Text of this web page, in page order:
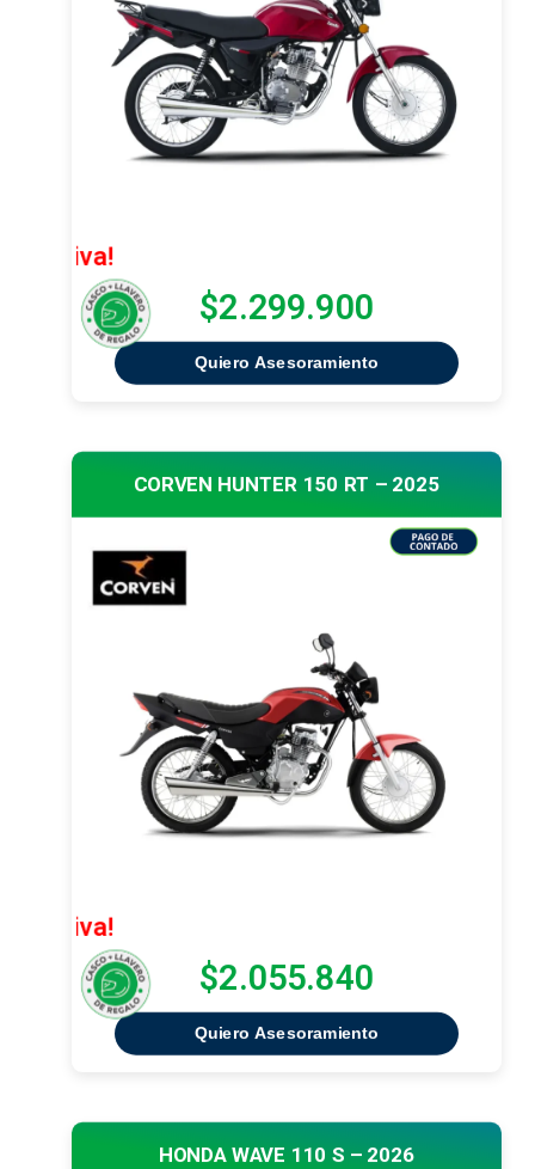
$2.299.900
Quiero Asesoramiento
CORVEN HUNTER 150 RT – 2025
$2.055.840
Quiero Asesoramiento
HONDA WAVE 110 S – 2026